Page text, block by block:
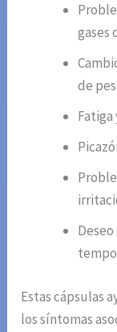
gases
de
Estas cápsulas
los síntomas